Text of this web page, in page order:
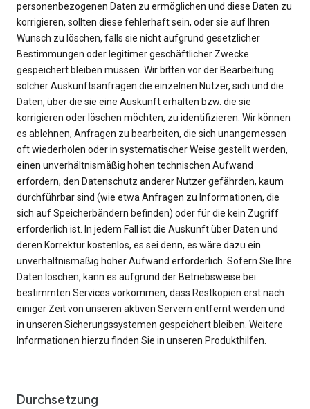
personenbezogenen Daten zu ermöglichen und diese Daten zu
korrigieren, sollten diese fehlerhaft sein, oder sie auf Ihren
Wunsch zu löschen, falls sie nicht aufgrund gesetzlicher
Bestimmungen oder legitimer geschäftlicher Zwecke
gespeichert bleiben müssen. Wir bitten vor der Bearbeitung
solcher Auskunftsanfragen die einzelnen Nutzer, sich und die
Daten, über die sie eine Auskunft erhalten bzw. die sie
korrigieren oder löschen möchten, zu identifizieren. Wir können
es ablehnen, Anfragen zu bearbeiten, die sich unangemessen
oft wiederholen oder in systematischer Weise gestellt werden,
einen unverhältnismäßig hohen technischen Aufwand
erfordern, den Datenschutz anderer Nutzer gefährden, kaum
durchführbar sind (wie etwa Anfragen zu Informationen, die
sich auf Speicherbändern befinden) oder für die kein Zugriff
erforderlich ist. In jedem Fall ist die Auskunft über Daten und
deren Korrektur kostenlos, es sei denn, es wäre dazu ein
unverhältnismäßig hoher Aufwand erforderlich. Sofern Sie Ihre
Daten löschen, kann es aufgrund der Betriebsweise bei
bestimmten Services vorkommen, dass Restkopien erst nach
einiger Zeit von unseren aktiven Servern entfernt werden und
in unseren Sicherungssystemen gespeichert bleiben. Weitere
Informationen hierzu finden Sie in unseren Produkthilfen.
Durchsetzung